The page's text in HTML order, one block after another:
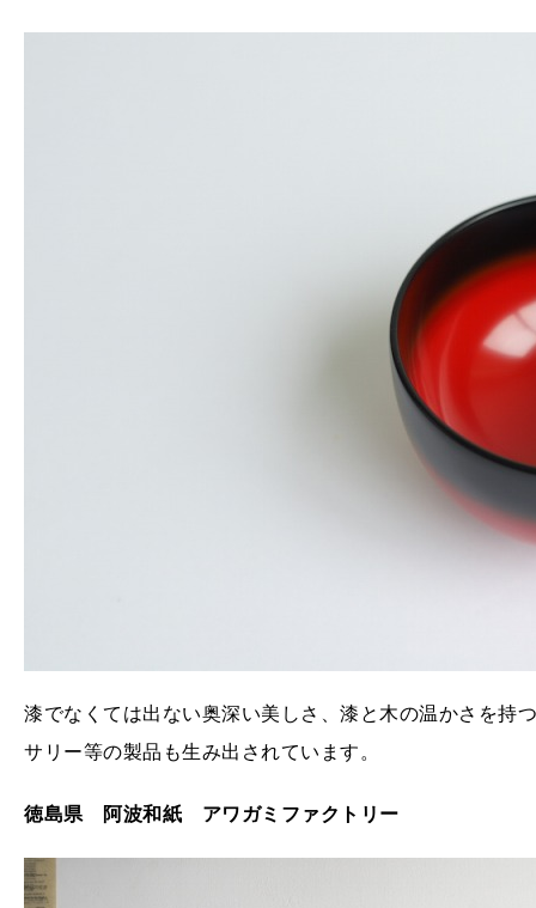
漆でなくては出ない奥深い美しさ、漆と木の温かさを持
サリー等の製品も生み出されています。
徳島県 阿波和紙 アワガミファクトリー